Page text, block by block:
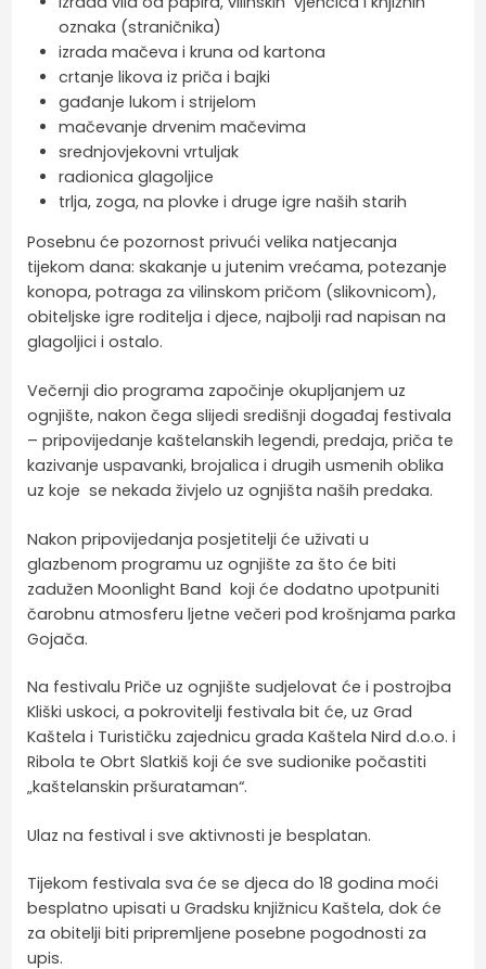
oznaka (straničnika)
izrada mačeva i kruna od kartona
crtanje likova iz priča i bajki
gađanje lukom i strijelom
mačevanje drvenim mačevima
srednjovjekovni vrtuljak
radionica glagoljice
trlja, zoga, na plovke i druge igre naših starih
Posebnu će pozornost privući velika natjecanja
tijekom dana: skakanje u jutenim vrećama, potezanje
konopa, potraga za vilinskom pričom (slikovnicom),
obiteljske igre roditelja i djece, najbolji rad napisan na
glagoljici i ostalo.
Večernji dio programa započinje okupljanjem uz
ognjište, nakon čega slijedi središnji događaj festivala
– pripovijedanje kaštelanskih legendi, predaja, priča te
kazivanje uspavanki, brojalica i drugih usmenih oblika
uz koje se nekada živjelo uz ognjišta naših predaka.
Nakon pripovijedanja posjetitelji će uživati u
glazbenom programu uz ognjište za što će biti
zadužen Moonlight Band koji će dodatno upotpuniti
čarobnu atmosferu ljetne večeri pod krošnjama parka
Gojača.
Na festivalu Priče uz ognjište sudjelovat će i postrojba
Kliški uskoci, a pokrovitelji festivala bit će, uz Grad
Kaštela i Turističku zajednicu grada Kaštela Nird d.o.o. i
Ribola te Obrt Slatkiš koji će sve sudionike počastiti
„kaštelanskin pršurataman“.
Ulaz na festival i sve aktivnosti je besplatan.
Tijekom festivala sva će se djeca do 18 godina moći
besplatno upisati u Gradsku knjižnicu Kaštela, dok će
za obitelji biti pripremljene posebne pogodnosti za
upis.